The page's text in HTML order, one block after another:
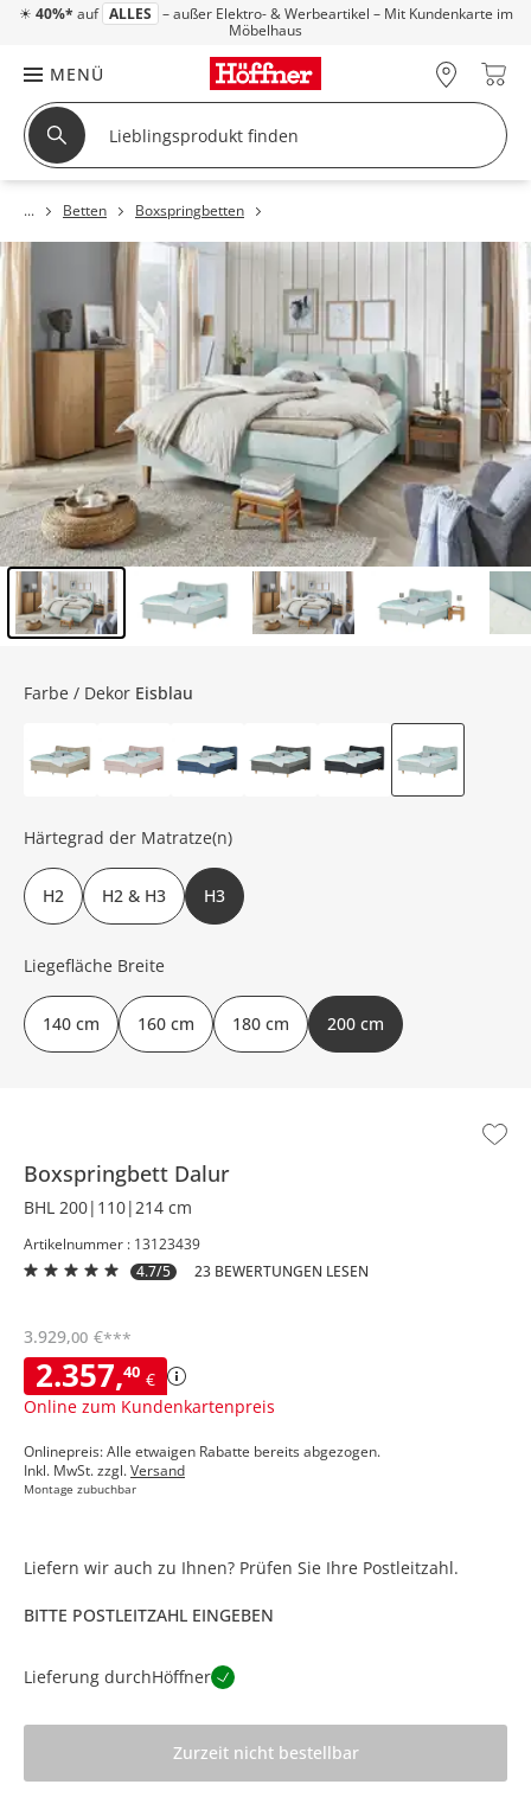
☀ 40%* auf ALLES – außer Elektro- & Werbeartikel – Mit Kundenkarte im
Möbelhaus
MENÜ
Betten Boxspringbetten
Boxspringbett Dalur
BHL 200|110|214 cm
Artikelnummer : 13123439
4.7/5
23 BEWERTUNGEN LESEN
2.357,40 €
Online zum Kundenkartenpreis
3.929,00 €***
Onlinepreis: Alle etwaigen Rabatte bereits abgezogen.
Inkl. MwSt. zzgl.Versand
Montage zubuchbar
Farbe / Dekor Eisblau
Härtegrad der Matratze(n)
H2 H2 & H3 H3
Liegefläche Breite
140 cm 160 cm 180 cm 200 cm
Liefern wir auch zu Ihnen? Prüfen Sie Ihre Postleitzahl.
BITTE POSTLEITZAHL EINGEBEN
Lieferung durchHöffner
Zurzeit nicht bestellbar